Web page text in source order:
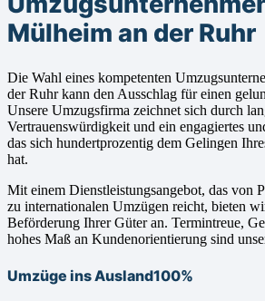
Mülheim an der Ruhr
Die Wahl eines kompetenten
der Ruhr kann den Ausschlag für einen
Unsere Umzugsfirma zeichnet sich durch
Vertrauenswürdigkeit und ein engagiertes
das sich hundertprozentig dem Gelingen
hat.
Mit einem Dienstleistungsangebot, das von
zu internationalen Umzügen reicht, bieten
Beförderung Ihrer Güter an. Termintreue,
hohes Maß an Kundenorientierung sind
Umzüge ins Ausland100%